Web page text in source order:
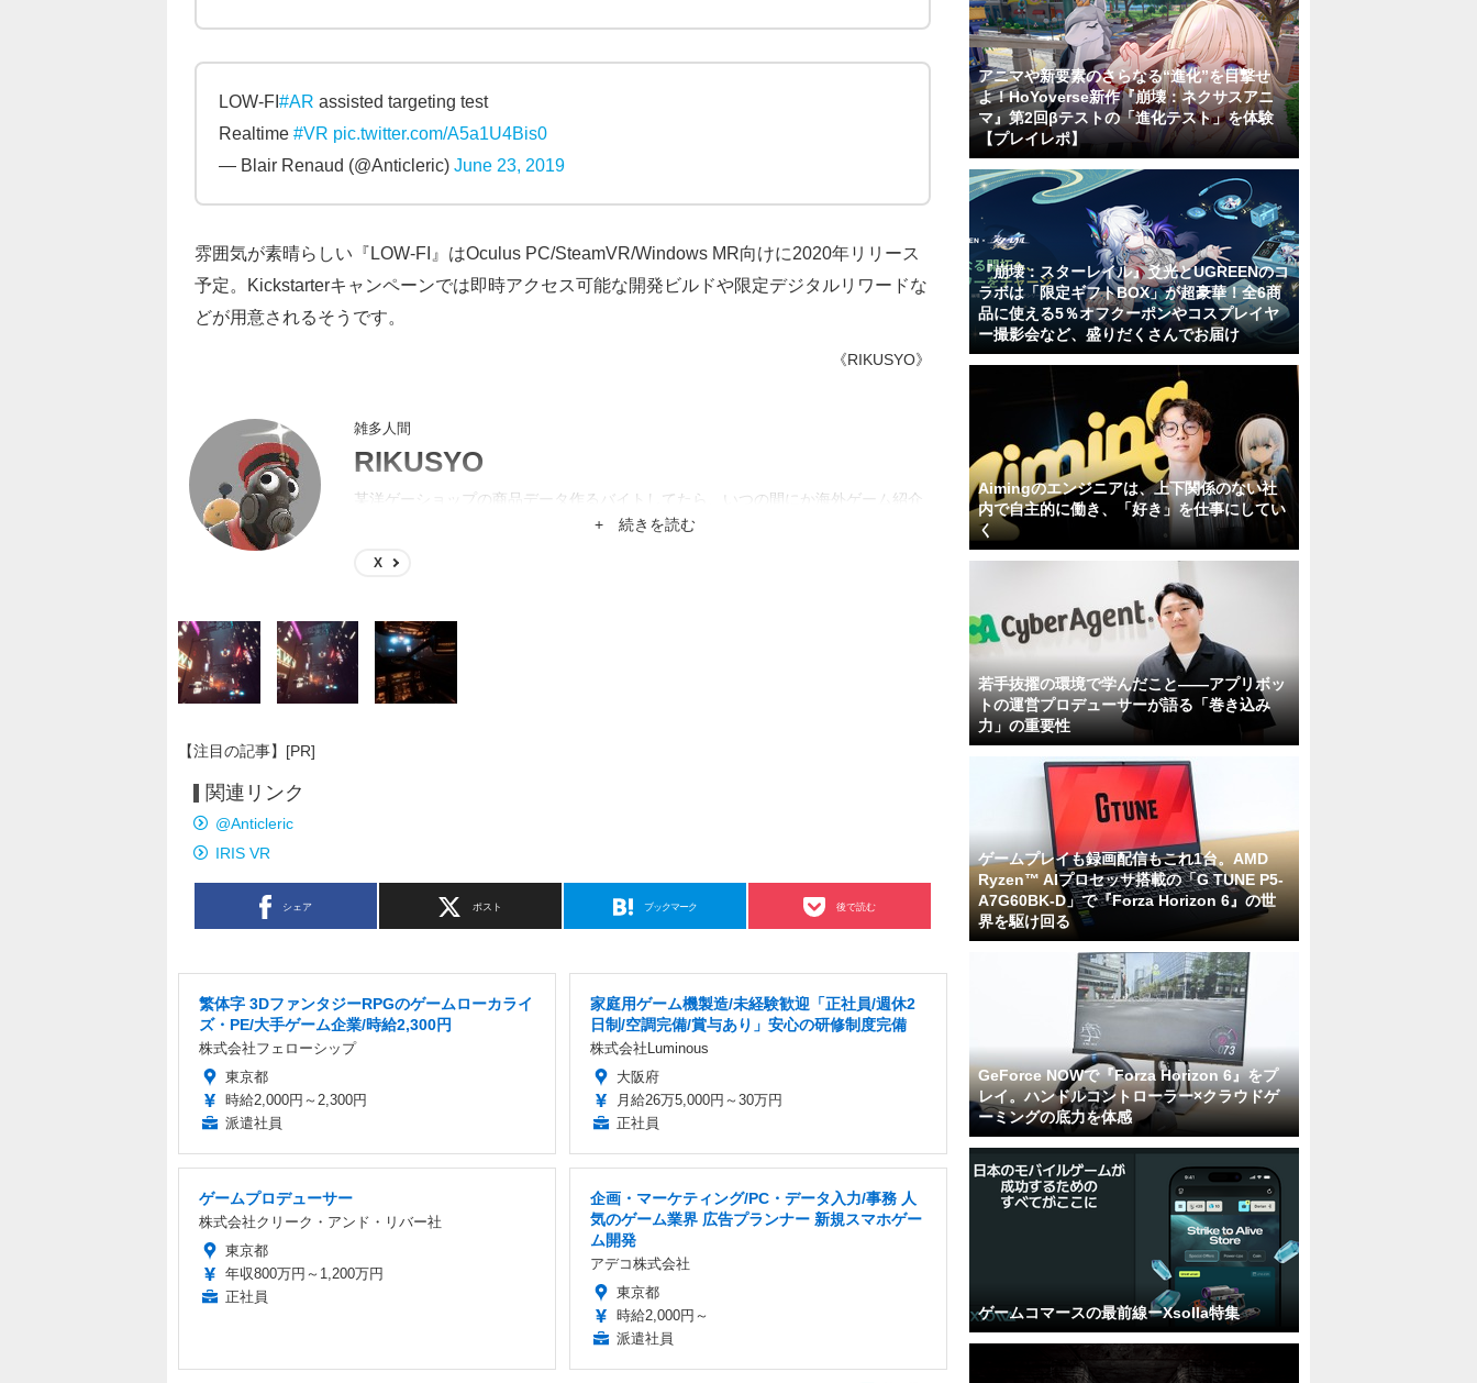
LOW-FI#AR assisted targeting test
Realtime #VR pic.twitter.com/A5a1U4Bis0
— Blair Renaud (@Anticleric) June 23, 2019
雰囲気が素晴らしい『LOW-FI』はOculus PC/SteamVR/Windows MR向けに2020年リリース
予定。Kickstarterキャンペーンでは即時アクセス可能な開発ビルドや限定デジタルリワードな
どが用意されるそうです。
《RIKUSYO》
雑多人間
RIKUSYO
某洋ゲーショップの商品データ作るバイトしてたら、いつの間にか海外ゲーム紹介
+ 続きを読む
X
【注目の記事】[PR]
関連リンク
@Anticleric
IRIS VR
シェア ポスト ブックマーク 後で読む
繁体字 3DファンタジーRPGのゲームローカライ
ズ・PE/大手ゲーム企業/時給2,300円
株式会社フェローシップ
東京都
時給2,000円～2,300円
派遣社員
家庭用ゲーム機製造/未経験歓迎「正社員/週休2
日制/空調完備/賞与あり」安心の研修制度完備
株式会社Luminous
大阪府
月給26万5,000円～30万円
正社員
ゲームプロデューサー
株式会社クリーク・アンド・リバー社
東京都
年収800万円～1,200万円
正社員
企画・マーケティング/PC・データ入力/事務 人
気のゲーム業界 広告プランナー 新規スマホゲー
ム開発
アデコ株式会社
東京都
時給2,000円～
派遣社員
アニマや新要素のさらなる“進化”を目撃せ
よ！HoYoverse新作『崩壊：ネクサスアニ
マ』第2回βテストの「進化テスト」を体験
【プレイレポ】
『崩壊：スターレイル』爻光とUGREENのコ
ラボは「限定ギフトBOX」が超豪華！全6商
品に使える5％オフクーポンやコスプレイヤ
ー撮影会など、盛りだくさんでお届け
Aimingのエンジニアは、上下関係のない社
内で自主的に働き、「好き」を仕事にしてい
く
若手抜擢の環境で学んだこと――アプリボッ
トの運営プロデューサーが語る「巻き込み
力」の重要性
ゲームプレイも録画配信もこれ1台。AMD
Ryzen™ AIプロセッサ搭載の「G TUNE P5-
A7G60BK-D」で『Forza Horizon 6』の世
界を駆け回る
GeForce NOWで『Forza Horizon 6』をプ
レイ。ハンドルコントローラー×クラウドゲ
ーミングの底力を体感
ゲームコマースの最前線ーXsolla特集